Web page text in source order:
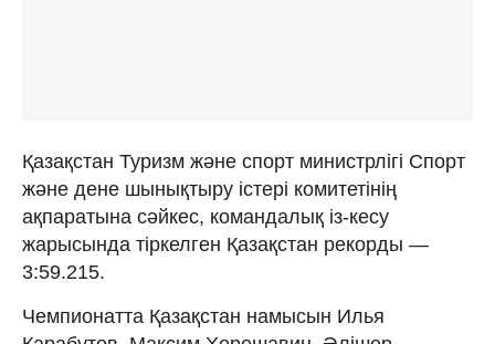
Қазақстан Туризм және спорт министрлігі Спорт
және дене шынықтыру істері комитетінің
ақпаратына сәйкес, командалық із-кесу
жарысында тіркелген Қазақстан рекорды —
3:59.215.
Чемпионатта Қазақстан намысын Илья